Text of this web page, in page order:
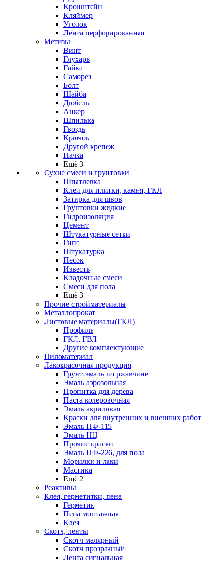
Кронштейн
Кляймер
Уголок
Лента перфорированная
Метизы
Винт
Глухарь
Гайка
Саморез
Болт
Шайба
Дюбель
Анкер
Шпилька
Гвоздь
Крючок
Другой крепеж
Пачка
Ещё 3
Сухие смеси и грунтовки
Шпатлевка
Клей для плитки, камня, ГКЛ
Затирка для швов
Грунтовки жидкие
Гидроизоляция
Цемент
Штукатурные сетки
Гипс
Штукатурка
Песок
Известь
Кладочные смеси
Смеси для пола
Ещё 3
Прочие стройматериалы
Металлопрокат
Листовые материалы(ГКЛ)
Профиль
ГКЛ, ГВЛ
Другие комплектующие
Пиломатериал
Лакокрасочная продукция
Грунт-эмаль по ржавчине
Эмаль аэрозольная
Пропитка для дерева
Паста колеровочная
Эмаль акриловая
Краски для внутренних и внешних работ
Эмаль ПФ-115
Эмаль НЦ
Прочие краски
Эмаль ПФ-226, для пола
Морилки и лаки
Мастика
Ещё 2
Реактивы
Клея, герметитки, пена
Герметик
Пена монтажная
Клея
Скотч, ленты
Скотч малярный
Скотч прозрачный
Лента сигнальная